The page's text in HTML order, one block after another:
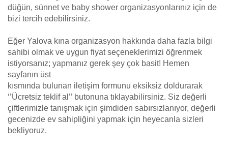
düğün, sünnet ve baby shower organizasyonlarınız için de
bizi tercih edebilirsiniz.
Eğer Yalova kına organizasyon hakkında daha fazla bilgi
sahibi olmak ve uygun fiyat seçeneklerimizi öğrenmek
istiyorsanız; yapmanız gerek şey çok basit! Hemen
sayfanın üst
kısmında bulunan iletişim formunu eksiksiz doldurarak
‘’Ücretsiz teklif al’’ butonuna tıklayabilirsiniz. Siz değerli
çiftlerimizle tanışmak için şimdiden sabırsızlanıyor, değerli
gecenizde ev sahipliğini yapmak için heyecanla sizleri
bekliyoruz.